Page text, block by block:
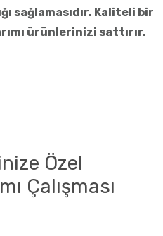
sağlamasıdır. Kaliteli bir
ürünlerinizi sattırır.
Özel
Çalışması